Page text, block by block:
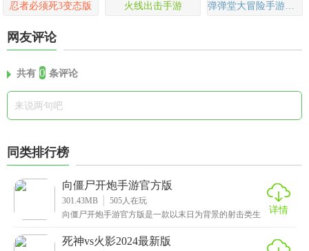
忍者必须死3变态版 火线出击手游 弹弹堂大冒险手游官方版
网友评论
共有 0 条评论
同类排行榜
向僵尸开炮手游官方版
301.43MB 505人在玩
向僵尸开炮手游官方版是一款以末日为背景的射击类生
丧尸
详情
死神vs火影2024最新版